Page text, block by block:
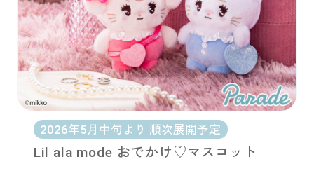
2026年5月中旬より 順次展開予定
Lil ala mode おでかけ♡マスコット